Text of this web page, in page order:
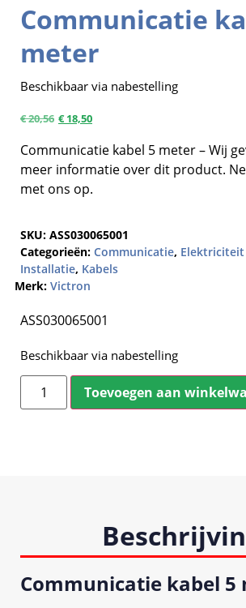
Communicatie
meter
Beschikbaar via nabestelling
€20,56 €18,50
Communicatie kabel 5 meter – Wij
meer informatie over dit product.
met ons op.
SKU: ASS030065001
Categorieën: Communicatie,
Installatie, Kabels
Merk: Victron
ASS030065001
Beschikbaar via nabestelling
Toevoegen aan
Communicatie kabel 5